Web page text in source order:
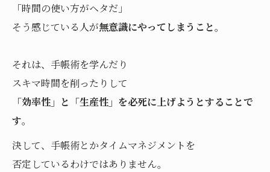
「時間の使い方がヘタだ」
そう感じている人が無意識にやってしまうこと。
それは、手帳術を学んだり
スキマ時間を削ったりして
「効率性」と「生産性」を必死に上げようとすることで
す。
決して、手帳術とかタイムマネジメントを
否定しているわけではありません。